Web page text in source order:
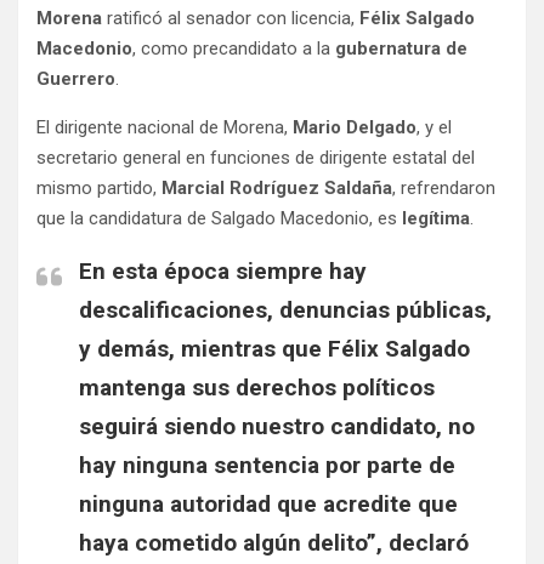
Morena ratificó al senador con licencia, Félix Salgado
Macedonio, como precandidato a la gubernatura de
Guerrero.
El dirigente nacional de Morena, Mario Delgado, y el
secretario general en funciones de dirigente estatal del
mismo partido, Marcial Rodríguez Saldaña, refrendaron
que la candidatura de Salgado Macedonio, es legítima.
En esta época siempre hay
descalificaciones, denuncias públicas,
y demás, mientras que Félix Salgado
mantenga sus derechos políticos
seguirá siendo nuestro candidato, no
hay ninguna sentencia por parte de
ninguna autoridad que acredite que
haya cometido algún delito”, declaró